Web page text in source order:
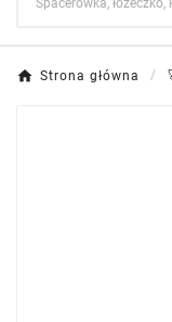
Strona główna